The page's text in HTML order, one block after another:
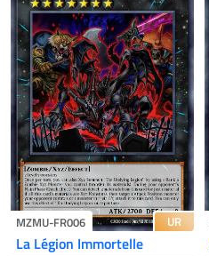
MZMU-FR006 UR
La Légion Immortelle